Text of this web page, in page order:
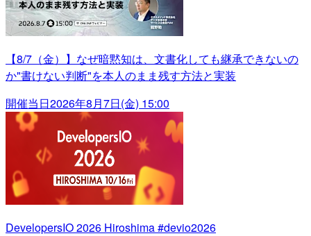
【8/7（金）】なぜ暗黙知は、文書化しても継承できないの
か"書けない判断"を本人のまま残す方法と実装
開催当日2026年8月7日(金) 15:00
DevelopersIO 2026 Hiroshima #devio2026